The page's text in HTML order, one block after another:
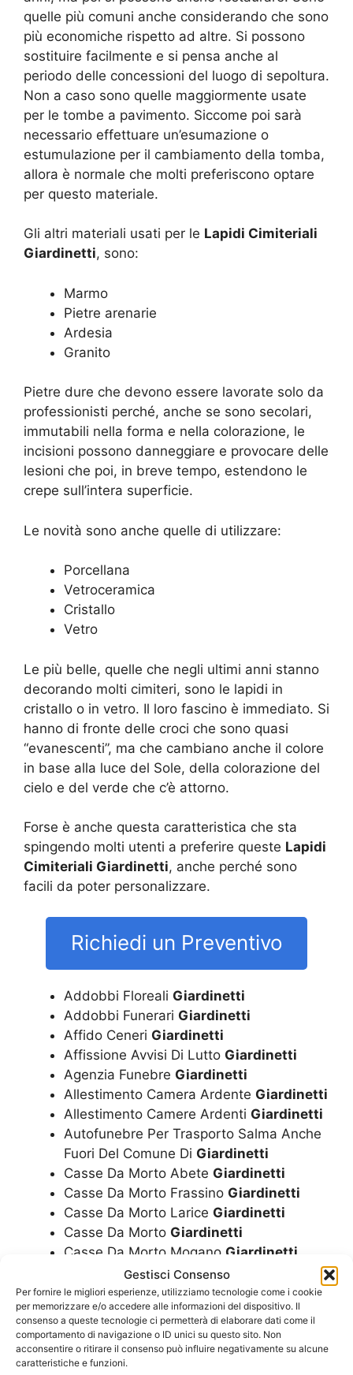
Gestisci Consenso
Per fornire le migliori esperienze, utilizziamo tecnologie come i cookie
per memorizzare e/o accedere alle informazioni del dispositivo. Il
consenso a queste tecnologie ci permetterà di elaborare dati come il
comportamento di navigazione o ID unici su questo sito. Non
acconsentire o ritirare il consenso può influire negativamente su alcune
caratteristiche e funzioni.
quelle più comuni anche considerando che sono
più economiche rispetto ad altre. Si possono
sostituire facilmente e si pensa anche al
periodo delle concessioni del luogo di sepoltura.
Non a caso sono quelle maggiormente usate
per le tombe a pavimento. Siccome poi sarà
necessario effettuare un’esumazione o
estumulazione per il cambiamento della tomba,
allora è normale che molti preferiscono optare
per questo materiale.
Gli altri materiali usati per le Lapidi Cimiteriali
Giardinetti, sono:
Marmo
Pietre arenarie
Ardesia
Granito
Pietre dure che devono essere lavorate solo da
professionisti perché, anche se sono secolari,
immutabili nella forma e nella colorazione, le
incisioni possono danneggiare e provocare delle
lesioni che poi, in breve tempo, estendono le
crepe sull’intera superficie.
Le novità sono anche quelle di utilizzare:
Porcellana
Vetroceramica
Cristallo
Vetro
Le più belle, quelle che negli ultimi anni stanno
decorando molti cimiteri, sono le lapidi in
cristallo o in vetro. Il loro fascino è immediato. Si
hanno di fronte delle croci che sono quasi
“evanescenti”, ma che cambiano anche il colore
in base alla luce del Sole, della colorazione del
cielo e del verde che c’è attorno.
Forse è anche questa caratteristica che sta
spingendo molti utenti a preferire queste Lapidi
Cimiteriali Giardinetti, anche perché sono
facili da poter personalizzare.
Richiedi un Preventivo
Addobbi Floreali Giardinetti
Addobbi Funerari Giardinetti
Affido Ceneri Giardinetti
Affissione Avvisi Di Lutto Giardinetti
Agenzia Funebre Giardinetti
Allestimento Camera Ardente Giardinetti
Allestimento Camere Ardenti Giardinetti
Autofunebre Per Trasporto Salma Anche
Fuori Del Comune Di Giardinetti
Casse Da Morto Abete Giardinetti
Casse Da Morto Frassino Giardinetti
Casse Da Morto Larice Giardinetti
Casse Da Morto Giardinetti
Casse Da Morto Mogano Giardinetti
Casse Da Morto NoceGiardinetti
Casse Da Morto RovereGiardinetti
Concessione LoculiGiardinetti
CoroneGiardinetti
Costo CremazioneGiardinetti
Costo Funerale Cremazione